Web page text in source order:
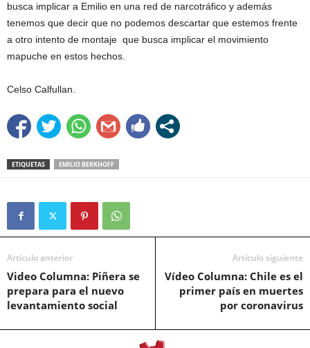
busca implicar a Emilio en una red de narcotráfico y además
tenemos que decir que no podemos descartar que estemos frente
a otro intento de montaje que busca implicar el movimiento
mapuche en estos hechos.
Celso Calfullan.
ETIQUETAS EMILIO BERKHOFF
Artículo anterior
Video Columna: Piñera se
prepara para el nuevo
levantamiento social
Artículo siguiente
Vídeo Columna: Chile es el
primer país en muertes
por coronavirus